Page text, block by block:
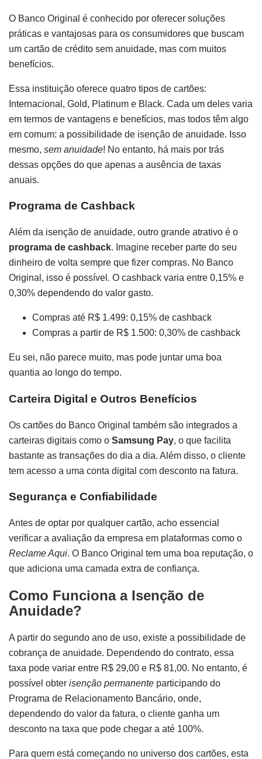
O Banco Original é conhecido por oferecer soluções
práticas e vantajosas para os consumidores que buscam
um cartão de crédito sem anuidade, mas com muitos
benefícios.
Essa instituição oferece quatro tipos de cartões:
Internacional, Gold, Platinum e Black. Cada um deles varia
em termos de vantagens e benefícios, mas todos têm algo
em comum: a possibilidade de isenção de anuidade. Isso
mesmo, sem anuidade! No entanto, há mais por trás
dessas opções do que apenas a ausência de taxas
anuais.
Programa de Cashback
Além da isenção de anuidade, outro grande atrativo é o
programa de cashback. Imagine receber parte do seu
dinheiro de volta sempre que fizer compras. No Banco
Original, isso é possível. O cashback varia entre 0,15% e
0,30% dependendo do valor gasto.
Compras até R$ 1.499: 0,15% de cashback
Compras a partir de R$ 1.500: 0,30% de cashback
Eu sei, não parece muito, mas pode juntar uma boa
quantia ao longo do tempo.
Carteira Digital e Outros Benefícios
Os cartões do Banco Original também são integrados a
carteiras digitais como o Samsung Pay, o que facilita
bastante as transações do dia a dia. Além disso, o cliente
tem acesso a uma conta digital com desconto na fatura.
Segurança e Confiabilidade
Antes de optar por qualquer cartão, acho essencial
verificar a avaliação da empresa em plataformas como o
Reclame Aqui. O Banco Original tem uma boa reputação, o
que adiciona uma camada extra de confiança.
Como Funciona a Isenção de
Anuidade?
A partir do segundo ano de uso, existe a possibilidade de
cobrança de anuidade. Dependendo do contrato, essa
taxa pode variar entre R$ 29,00 e R$ 81,00. No entanto, é
possível obter isenção permanente participando do
Programa de Relacionamento Bancário, onde,
dependendo do valor da fatura, o cliente ganha um
desconto na taxa que pode chegar a até 100%.
Para quem está começando no universo dos cartões, esta